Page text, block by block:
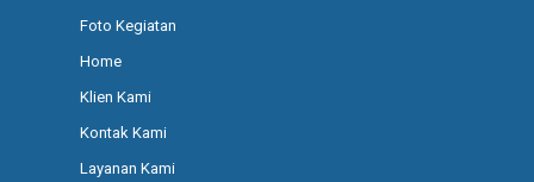
Foto Kegiatan
Home
Klien Kami
Kontak Kami
Layanan Kami